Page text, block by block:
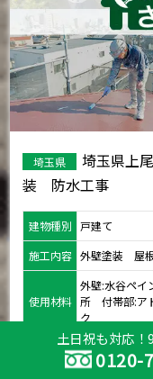
埼玉県
埼玉県上
装 防水工事
建物種別
戸建て
施工内容 外壁塗装 屋
使用材料
外壁:水谷ペ
所 付帯部:ア
ク
土日祝も対応
0120-